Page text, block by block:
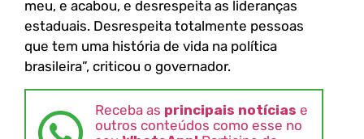
meu, e acabou, e desrespeita as lideranças
estaduais. Desrespeita totalmente pessoas
que tem uma história de vida na política
brasileira”, criticou o governador.
Receba as principais notícias e
outros conteúdos como esse no